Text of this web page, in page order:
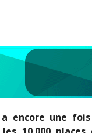
encore une